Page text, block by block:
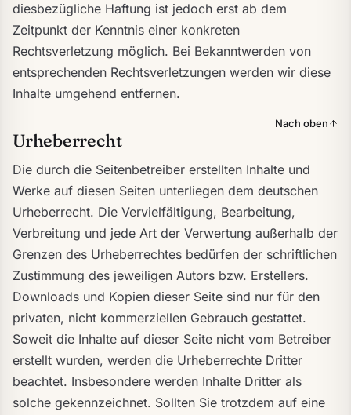
diesbezügliche Haftung ist jedoch erst ab dem
Zeitpunkt der Kenntnis einer konkreten
Rechtsverletzung möglich. Bei Bekanntwerden von
entsprechenden Rechtsverletzungen werden wir diese
Inhalte umgehend entfernen.
Nach oben
Urheberrecht
Die durch die Seitenbetreiber erstellten Inhalte und
Werke auf diesen Seiten unterliegen dem deutschen
Urheberrecht. Die Vervielfältigung, Bearbeitung,
Verbreitung und jede Art der Verwertung außerhalb der
Grenzen des Urheberrechtes bedürfen der schriftlichen
Zustimmung des jeweiligen Autors bzw. Erstellers.
Downloads und Kopien dieser Seite sind nur für den
privaten, nicht kommerziellen Gebrauch gestattet.
Soweit die Inhalte auf dieser Seite nicht vom Betreiber
erstellt wurden, werden die Urheberrechte Dritter
beachtet. Insbesondere werden Inhalte Dritter als
solche gekennzeichnet. Sollten Sie trotzdem auf eine